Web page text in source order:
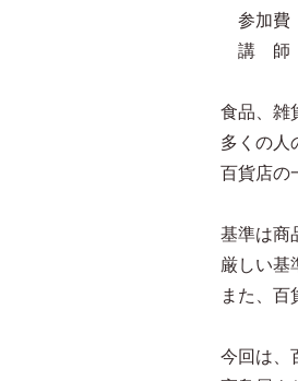
参加
講 師
食品、雑
多くの人
百貨店の
基準は商
厳しい基
また、百
今回は、